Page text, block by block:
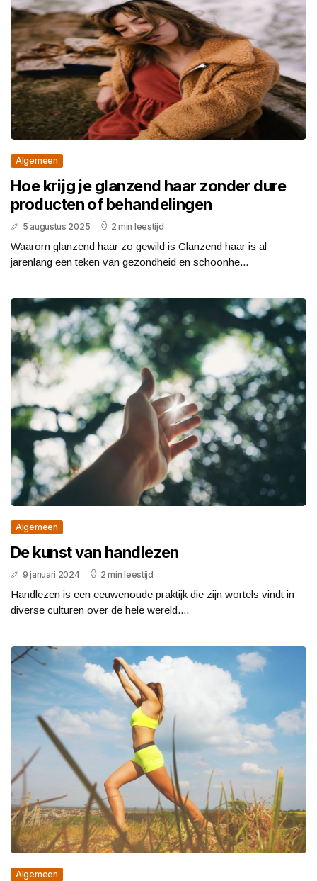
Algemeen
Hoe krijg je glanzend haar zonder dure
producten of behandelingen
5 augustus 2025 2 min leestijd
Waarom glanzend haar zo gewild is Glanzend haar is al
jarenlang een teken van gezondheid en schoonhe...
Algemeen
De kunst van handlezen
9 januari 2024 2 min leestijd
Handlezen is een eeuwenoude praktijk die zijn wortels vindt in
diverse culturen over de hele wereld....
Algemeen